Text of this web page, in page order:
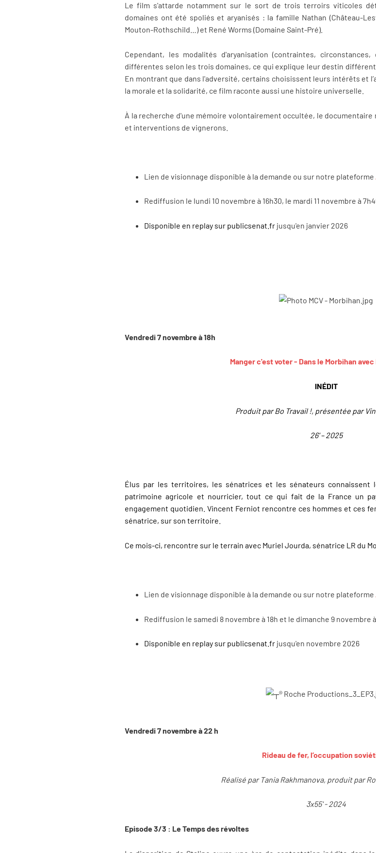
Le film s'attarde notamment sur le sort de trois terroirs viticoles
domaines ont été spoliés et aryanisés : la famille Nathan (Château-
Mouton-Rothschild…) et René Worms (Domaine Saint-Pré).
Cependant, les modalités d'aryanisation (contraintes,
différentes selon les trois domaines, ce qui explique leur destin
En montrant que dans l'adversité, certains choisissent leurs intérêts et
la morale et la solidarité, ce film raconte aussi une histoire universelle.
À la recherche d'une mémoire volontairement occultée, le
et interventions de vignerons.
Lien de visionnage disponible à la demande ou sur notre plateforme
Rediffusion le lundi 10 novembre à 16h30, le mardi 11 novembre à
Disponible en replay sur publicsenat.fr jusqu'en janvier 2026
Vendredi 7 novembre à 18h
Manger c'est voter - Dans le Morbihan
INÉDIT
Produit par Bo Travail !, présentée par
26' – 2025
Élus par les territoires, les sénatrices et les sénateurs
patrimoine agricole et nourricier, tout ce qui fait de la France un
engagement quotidien. Vincent Ferniot rencontre ces hommes et ces
sénatrice, sur son territoire.
Ce mois-ci, rencontre sur le terrain avec Muriel Jourda, sénatrice LR du
Lien de visionnage disponible à la demande ou sur notre plateforme
Rediffusion le samedi 8 novembre à 18h et le dimanche 9 novembre
Disponible en replay sur publicsenat.fr jusqu'en novembre 2026
Vendredi 7 novembre à 22 h
Rideau de fer, l’occupation
Réalisé par Tania Rakhmanova, produit par
3x55' - 2024
Episode 3/3 : Le Temps des révoltes